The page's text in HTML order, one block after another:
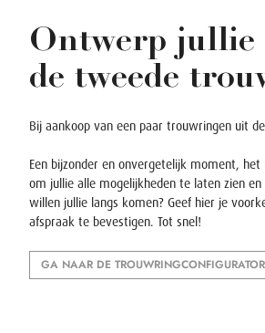
Ontwerp jullie
de tweede
Bij aankoop van een paar trouwringen uit
Een bijzonder en onvergetelijk moment,
om jullie alle mogelijkheden te laten zien
willen jullie langs komen? Geef hier je
afspraak te bevestigen. Tot snel!
GA NAAR DE TROUWRINGCONFIGURATOR